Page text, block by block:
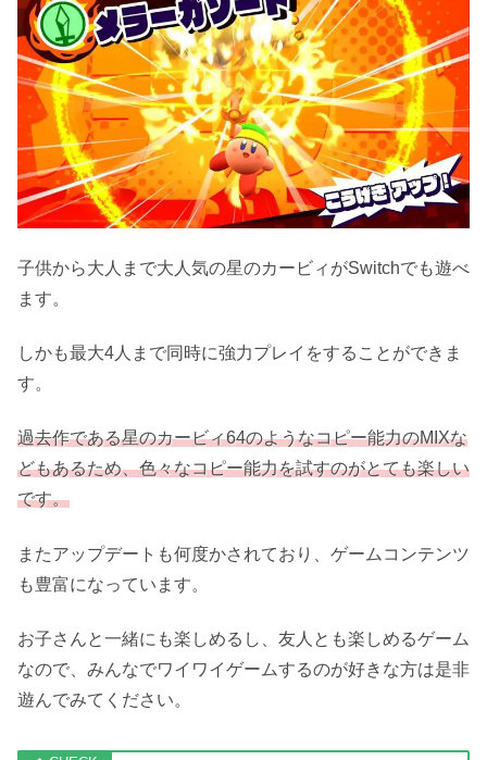
価格情報をチェック！
ゼルダの伝説 夢をみる島 -Switch
ゼルダの伝説 夢をみる島 公式サイト
星のカービィ スターアライズ
過去作である星のカービィ64のようなコピー能力のMIXな